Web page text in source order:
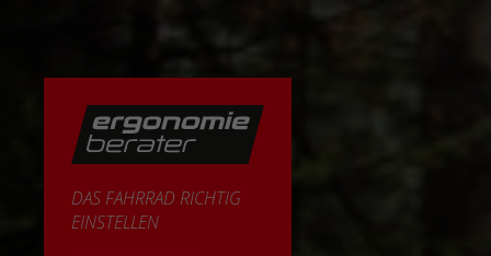
DAS FAHRRAD RICHTIG
EINSTELLEN